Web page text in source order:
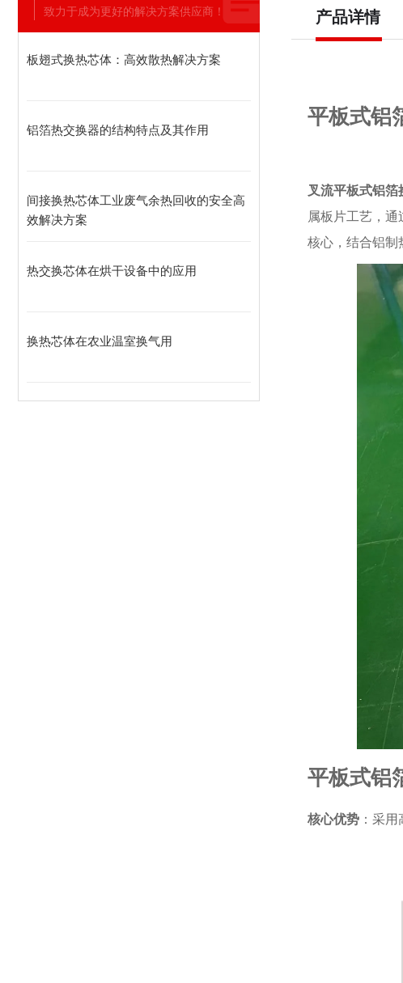
致力于成为更好的解决方案供应商！
板翅式换热芯体：高效散热解决方案
铝箔热交换器的结构特点及其作用
间接换热芯体工业废气余热回收的安全高
效解决方案
热交换芯体在烘干设备中的应用
换热芯体在农业温室换气用
产品详情
平板式铝
叉流平板式铝
属板片工艺，
核心，结合铝制
平板式铝
核心优势 ：采